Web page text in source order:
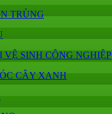
TRÙNG
VỆ SINH CÔNG NGHIỆP
CÂY XANH